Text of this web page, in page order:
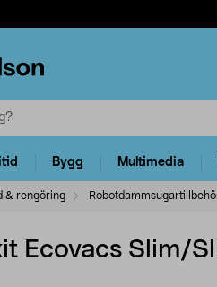
Bygg Multimedia
& rengöring
Ecovacs Slim/